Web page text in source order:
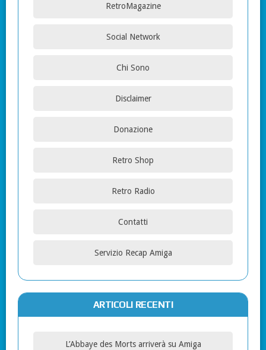
RetroMagazine
Social Network
Chi Sono
Disclaimer
Donazione
Retro Shop
Retro Radio
Contatti
Servizio Recap Amiga
ARTICOLI RECENTI
L’Abbaye des Morts arriverà su Amiga